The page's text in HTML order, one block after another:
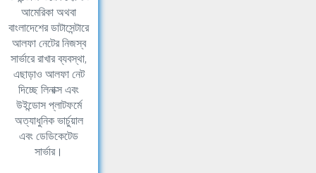
আমেরিকা অথবা
বাংলাদেশের ডাটাসেন্টারে
আলফা নেটের নিজস্ব
সার্ভারে রাখার ব্যবস্থা,
এছাড়াও আলফা নেট
দিচ্ছে লিনাক্স এবং
উইন্ডোস প্লাটফর্মে
অত্যাধুনিক ভার্চুয়াল
এবং ডেডিকেটেড
সার্ভার।